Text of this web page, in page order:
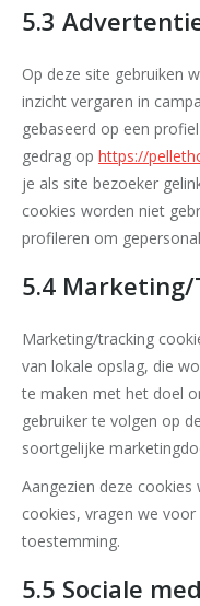
5.3
Op deze site gebruiken
inzicht vergaren in
gebaseerd op een
gedrag op https://
je als site bezoeker
cookies worden niet
profileren om
5.4
Marketing/tracking
van lokale opslag, die
te maken met het doel
gebruiker te volgen op
soortgelijke
Aangezien deze
cookies, vragen we
toestemming.
5.5 Sociale